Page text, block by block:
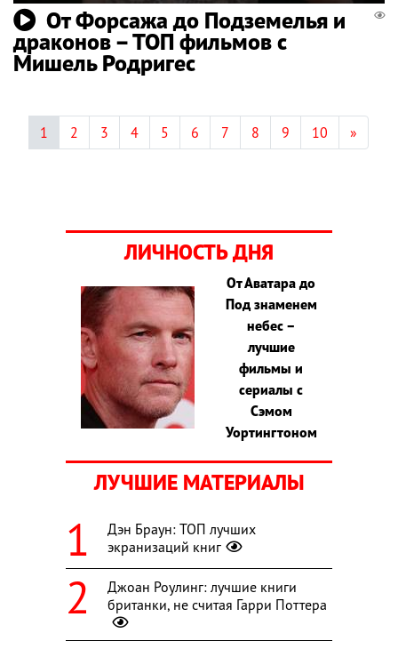
От Форсажа до Подземелья и
драконов – ТОП фильмов с
Мишель Родригес
1 2 3 4 5 6 7 8 9 10 »
ЛИЧНОСТЬ ДНЯ
От Аватара до
Под знаменем
небес –
лучшие
фильмы и
сериалы с
Сэмом
Уортингтоном
ЛУЧШИЕ МАТЕРИАЛЫ
Дэн Браун: ТОП лучших
экранизаций книг
Джоан Роулинг: лучшие книги
британки, не считая Гарри Поттера